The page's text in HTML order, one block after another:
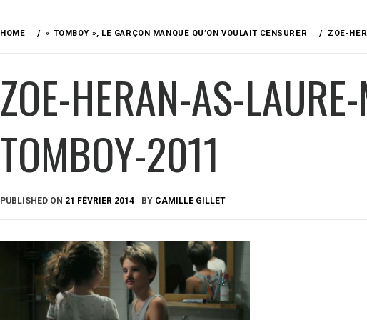
HOME « TOMBOY », LE GARÇON MANQUÉ QU’ON VOULAIT CENSURER ZOE-
ZOE-HERAN-AS-
TOMBOY-2011
PUBLISHED ON 21 FÉVRIER 2014 BY CAMILLE GILLET